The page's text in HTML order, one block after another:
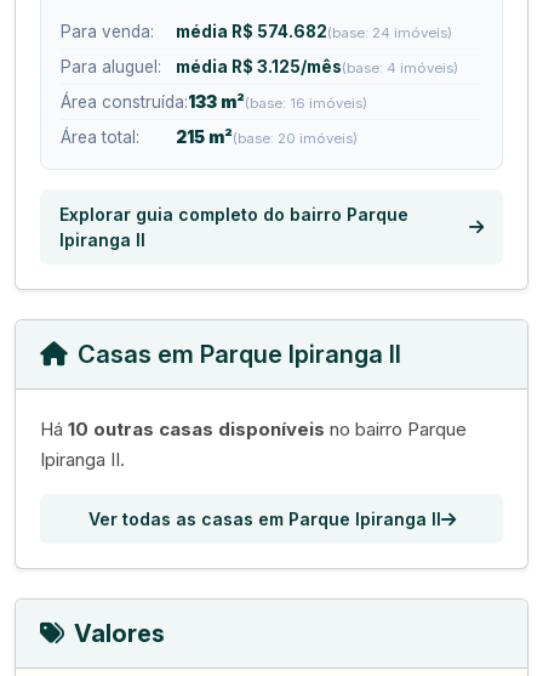
Para venda: média R$ 574.682(base: 24 imóveis)
Para aluguel: média R$ 3.125/mês(base: 4 imóveis)
Área construída:133 m²(base: 16 imóveis)
Área total: 215 m²(base: 20 imóveis)
Explorar guia completo do bairro Parque
Ipiranga II
Casas em Parque Ipiranga II
Há 10 outras casas disponíveis no bairro Parque
Ipiranga II.
Ver todas as casas em Parque Ipiranga II
Valores